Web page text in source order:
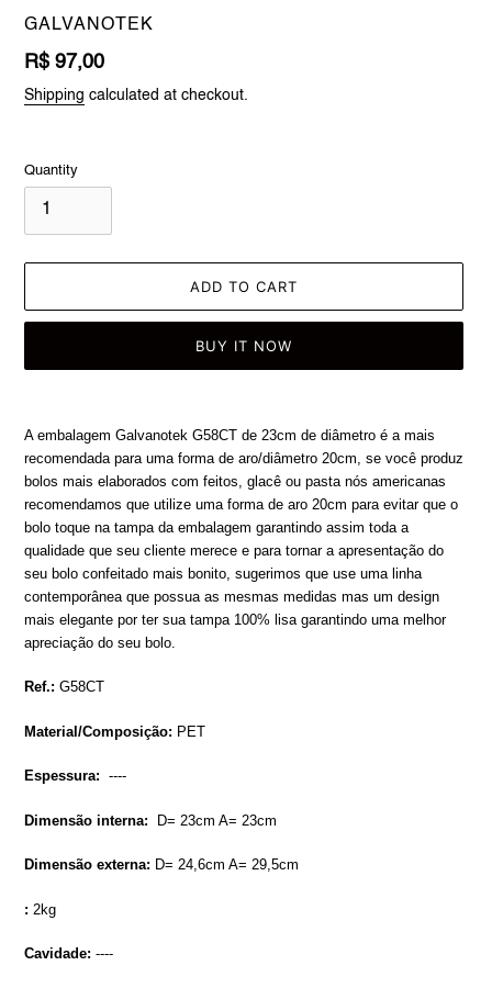
VENDOR
GALVANOTEK
Regular
price
R$ 97,00
Shipping calculated at checkout.
Quantity
ADD TO CART
BUY IT NOW
A embalagem Galvanotek G58CT de 23cm de diâmetro é a mais
recomendada para uma forma de aro/diâmetro 20cm, se você produz
bolos mais elaborados com feitos, glacê ou pasta nós americanas
recomendamos que utilize uma forma de aro 20cm para evitar que o
bolo toque na tampa da embalagem garantindo assim toda a
qualidade que seu cliente merece e para tornar a apresentação do
seu bolo confeitado mais bonito, sugerimos que use uma linha
contemporânea que possua as mesmas medidas mas um design
mais elegante por ter sua tampa 100% lisa garantindo uma melhor
apreciação do seu bolo.
Ref.: G58CT
Material/Composição: PET
Espessura: ----
Dimensão interna: D= 23cm A= 23cm
Dimensão externa: D= 24,6cm A= 29,5cm
: 2kg
Cavidade: ----